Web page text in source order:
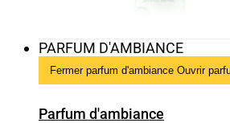
PARFUM D'AMBIANCE
Fermer parfum d'ambiance Ouvrir
Parfum d'ambiance